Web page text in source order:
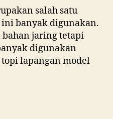
salah satu
banyak digunakan.
jaring tetapi
digunakan
lapangan model